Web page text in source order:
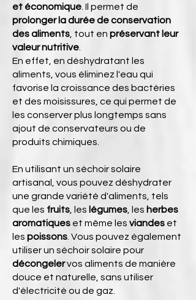
et économique . Il permet de
prolonger la durée de conservation
des aliments , tout en préservant leur
valeur nutritive
En effet, en déshydratant les
aliments, vous éliminez l'eau qui
favorise la croissance des bactéries
et des moisissures, ce qui permet de
les conserver plus longtemps sans
ajout de conservateurs ou de
produits chimiques.
En utilisant un séchoir solaire
artisanal, vous pouvez déshydrater
une grande variété d'aliments, tels
que les fruits , les légumes , les herbes
aromatiques et même les viandes et
les poissons . Vous pouvez également
utiliser un séchoir solaire pour
décongelervos aliments de manière
douce et naturelle, sans utiliser
d'électricité ou de gaz.